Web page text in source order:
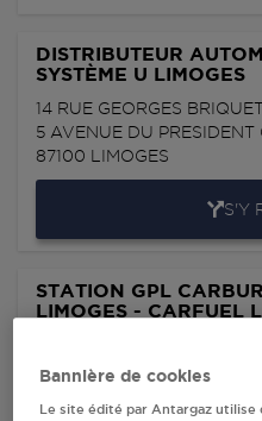
DISTRIBUTEUR
SYSTÈME U LIMOGES
14 RUE GEORGES
5 AVENUE DU PRESIDENT
87100 LIMOGES
S'Y
STATION GPL
LIMOGES - CARFUEL
MICKAEL
Bannière de cookies
Le site édité par Antargaz